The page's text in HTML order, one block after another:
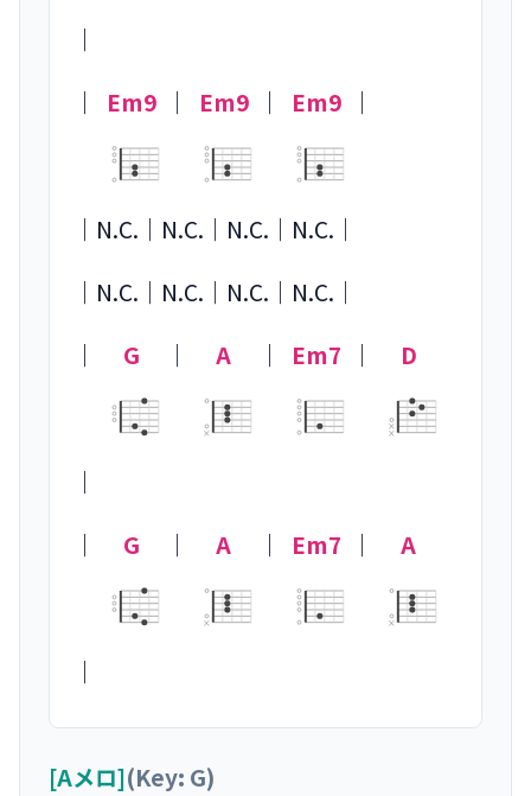
｜
｜
Em9 ｜ Em9 ｜ Em9 ｜
｜ N.C. ｜ N.C. ｜ N.C. ｜ N.C. ｜
｜ N.C. ｜ N.C. ｜ N.C. ｜ N.C. ｜
｜
G ｜ A
×
｜ Em7 ｜ D
×
×
｜
｜
G ｜ A
×
｜ Em7 ｜ A
×
｜
[Aメロ](Key: G)